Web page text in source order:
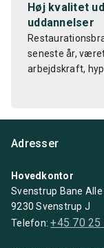
Høj kvalitet
uddannelser
seneste år,
arbejdskraft,
Adresser
Hovedkontor
Svenstrup Bane Alle
9230 Svenstrup J
Telefon:+45 70 25